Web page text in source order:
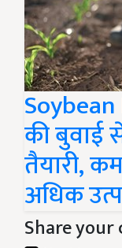
की बुवाई
तैयारी,
अधिक
Share your